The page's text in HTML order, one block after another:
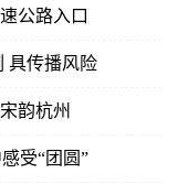
公路入口
具传播风险
韵杭州
受“团圆”